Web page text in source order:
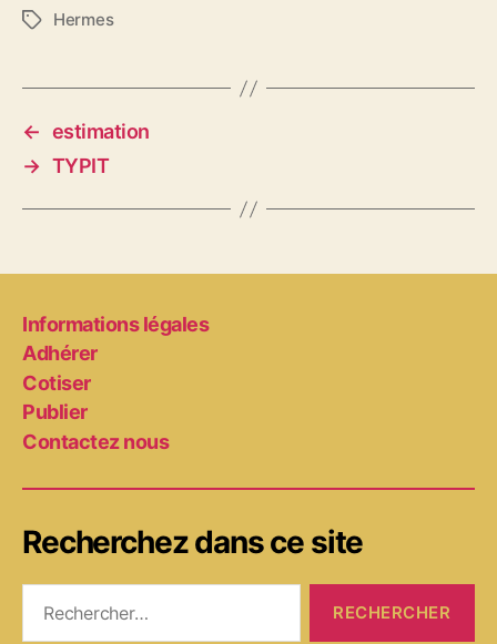
Étiquettes
Hermes
← estimation
→ TYPIT
Informations légales
Adhérer
Cotiser
Publier
Contactez nous
Recherchez dans ce site